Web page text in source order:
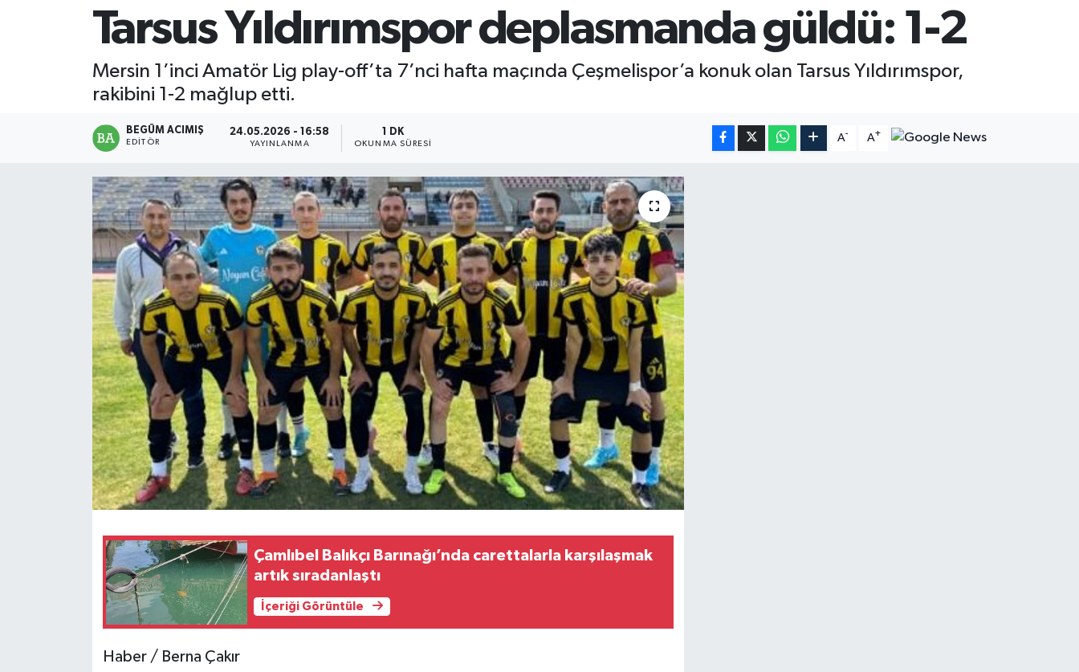
Tarsus Yıldırımspor deplasmanda güldü: 1-2
Mersin 1’inci Amatör Lig play-off’ta 7’nci hafta maçında Çeşmelispor’a konuk olan Tarsus Yıldırımspor,
rakibini 1-2 mağlup etti.
BEGÜM ACIMIŞ
EDITÖR
24.05.2026 - 16:58
YAYINLANMA
1 DK
OKUNMA SÜRESI
A- A+
Çamlıbel Balıkçı Barınağı’nda carettalarla karşılaşmak
artık sıradanlaştı
İçeriği Görüntüle
Haber / Berna Çakır
Özel Haber
Politika
Resmi İlan
Sürmanşet
Teknoloji